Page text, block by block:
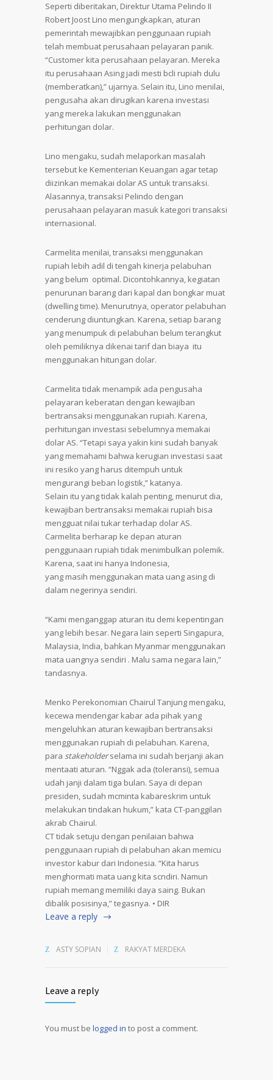
Seperti diberitakan, Direktur Utama Pelindo II
Robert Joost Lino mengungkapkan, aturan
pemerintah mewajibkan penggunaan rupiah
telah membuat perusahaan pelayaran panik.
“Customer kita perusahaan pelayaran. Mereka
itu perusahaan Asing jadi mesti bcli rupiah dulu
(memberatkan),” ujarnya. Selain itu, Lino menilai,
pengusaha akan dirugikan karena investasi
yang mereka lakukan menggunakan
perhitungan dolar.
Lino mengaku, sudah melaporkan masalah
tersebut ke Kementerian Keuangan agar tetap
diizinkan memakai dolar AS untuk transaksi.
Alasannya, transaksi Pelindo dengan
perusahaan pelayaran masuk kategori transaksi
internasional.
Carmelita menilai, transaksi menggunakan
rupiah lebih adil di tengah kinerja pelabuhan
yang belum optimal. Dicontohkannya, kegiatan
penurunan barang dari kapal dan bongkar muat
(dwelling time). Menurutnya, operator pelabuhan
cenderung diuntungkan. Karena, setiap barang
yang menumpuk di pelabuhan belum terangkut
oleh pemiliknya dikenai tarif dan biaya itu
menggunakan hitungan dolar.
Carmelita tidak menampik ada pengusaha
pelayaran keberatan dengan kewajiban
bertransaksi menggunakan rupiah. Karena,
perhitungan investasi sebelumnya memakai
dolar AS. “Tetapi saya yakin kini sudah banyak
yang memahami bahwa kerugian investasi saat
ini resiko yang harus ditempuh untuk
mengurangi beban logistik,” katanya.
Selain itu yang tidak kalah penting, menurut dia,
kewajiban bertransaksi memakai rupiah bisa
mengguat nilai tukar terhadap dolar AS.
Carmelita berharap ke depan aturan
penggunaan rupiah tidak menimbulkan polemik.
Karena, saat ini hanya Indonesia,
yang masih menggunakan mata uang asing di
dalam negerinya sendiri.
“Kami menganggap aturan itu demi kepentingan
yang lebih besar. Negara lain seperti Singapura,
Malaysia, India, bahkan Myanmar menggunakan
mata uangnya sendiri . Malu sama negara lain,”
tandasnya.
Menko Perekonomian Chairul Tanjung mengaku,
kecewa mendengar kabar ada pihak yang
mengeluhkan aturan kewajiban bertransaksi
menggunakan rupiah di pelabuhan. Karena,
para stakeholderselama ini sudah berjanji akan
mentaati aturan. “Nggak ada (toleransi), semua
udah janji dalam tiga bulan. Saya di depan
presiden, sudah mcminta kabareskrim untuk
melakukan tindakan hukum,” kata CT-panggilan
akrab Chairul.
CT tidak setuju dengan penilaian bahwa
penggunaan rupiah di pelabuhan akan memicu
investor kabur dari Indonesia. “Kita harus
menghormati mata uang kita scndiri. Namun
rupiah memang memiliki daya saing. Bukan
dibalik posisinya,” tegasnya. • DIR
Leave a reply
ASTY SOPIAN RAKYAT MERDEKA
Leave a reply
You must be logged in to post a comment.